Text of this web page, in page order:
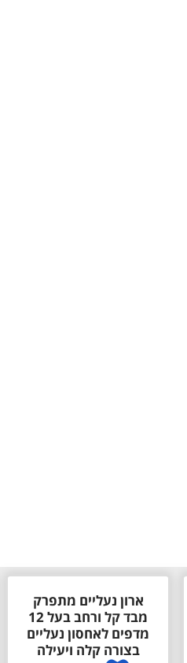
ארון נעליים מתפרק
מבד קל ורחב בעל 12
מדפים לאחסון נעליים
בצורה קלה ויעילה